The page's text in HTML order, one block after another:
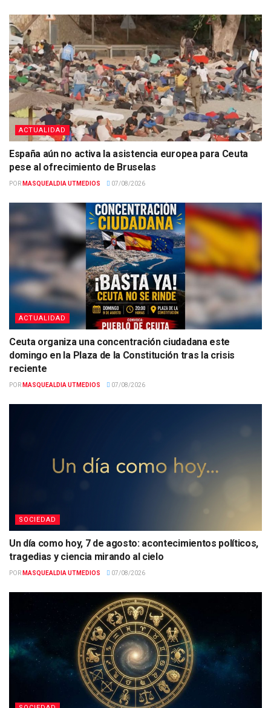
ACTUALIDAD
España aún no activa la asistencia europea para Ceuta
pese al ofrecimiento de Bruselas
POR MASQUEALDIA UTMEDIOS 07/08/2026
ACTUALIDAD
Ceuta organiza una concentración ciudadana este
domingo en la Plaza de la Constitución tras la crisis
reciente
POR MASQUEALDIA UTMEDIOS 07/08/2026
SOCIEDAD
Un día como hoy, 7 de agosto: acontecimientos políticos,
tragedias y ciencia mirando al cielo
POR MASQUEALDIA UTMEDIOS 07/08/2026